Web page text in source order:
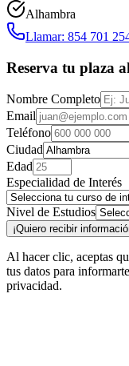
Alhambra
Llamar: 854 701
Reserva tu plaza
Nombre Completo
Email
Teléfono
Ciudad
Edad
Especialidad de Interés
Nivel de Estudios
¡Quiero recibir
Al hacer clic, aceptas
tus datos para
privacidad.